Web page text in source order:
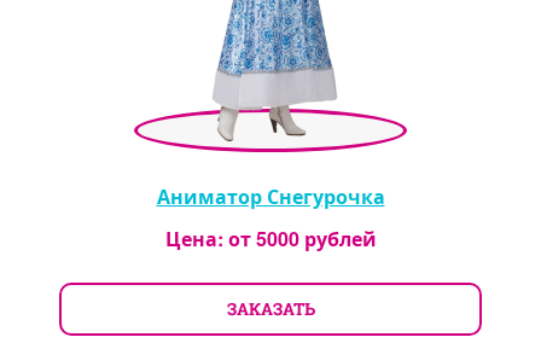
Аниматор Снегурочка
Цена: от5000рублей
ЗАКАЗАТЬ